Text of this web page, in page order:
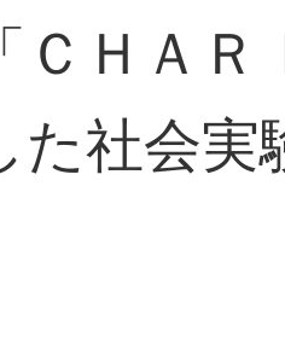
ＣＨＡ
た社会